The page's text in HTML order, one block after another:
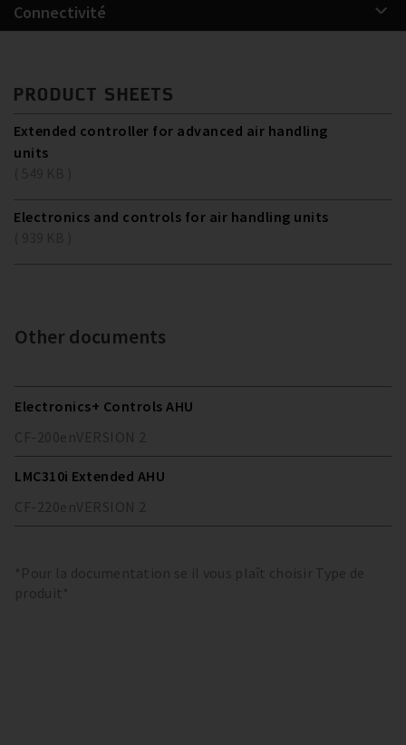
Connectivité
PRODUCT SHEETS
Extended controller for advanced air handling
units
Electronics and controls for air handling units
Other documents
Electronics+ Controls AHU
CF-200enVERSION 2
LMC310i Extended AHU
CF-220enVERSION 2
*Pour la documentation se il vous plaît choisir Type de
produit*